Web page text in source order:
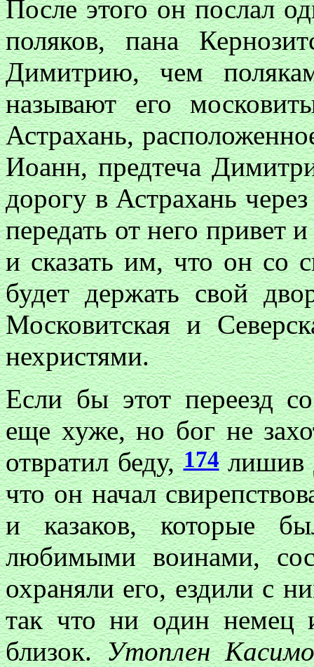
После этого он послал
поляков, пана
Димитрию, чем
называют его
Астрахань,
Иоанн, предтеча
дорогу в Астрахань
передать от него привет
и сказать им, что он со
будет держать свой
Московитская и
нехристями.
Если бы этот переезд
еще хуже, но бог не
отвратил беду,174лишив
что он начал
и казаков, которые
любимыми воинами,
охраняли его, ездили с
так что ни один немец
близок.Утоплен